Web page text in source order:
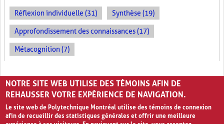
Réflexion individuelle (31) Synthèse (19)
Approfondissement des connaissances (17)
Métacognition (7)
PAGES
« ‹ 1 2
NOTRE SITE WEB UTILISE DES TÉMOINS AFIN DE
REHAUSSER VOTRE EXPÉRIENCE DE NAVIGATION.
Le site web de Polytechnique Montréal utilise des témoins de connexion
afin de recueillir des statistiques générales et offrir une meilleure